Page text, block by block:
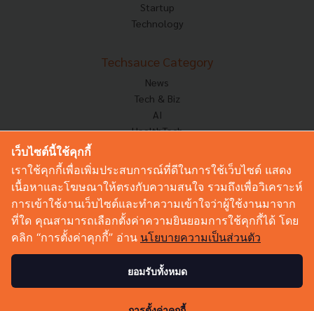
Startup
Technology
Techsauce Category
News
Tech & Biz
AI
HealthTech
Corp Innov
Saucy Thoughts
Sustainable
Videos
Podcast
เว็บไซต์นี้ใช้คุกกี้
เราใช้คุกกี้เพื่อเพิ่มประสบการณ์ที่ดีในการใช้เว็บไซต์ แสดง
เนื้อหาและโฆษณาให้ตรงกับความสนใจ รวมถึงเพื่อวิเคราะห์
การเข้าใช้งานเว็บไซต์และทำความเข้าใจว่าผู้ใช้งานมาจาก
ที่ใด คุณสามารถเลือกตั้งค่าความยินยอมการใช้คุกกี้ได้ โดย
คลิก “การตั้งค่าคุกกี้” อ่าน นโยบายความเป็นส่วนตัว
ยอมรับทั้งหมด